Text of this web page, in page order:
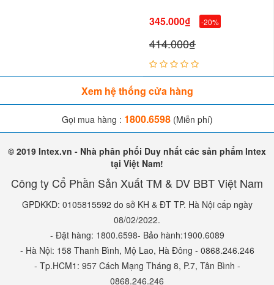
345.000₫ -20%
414.000₫
Xem hệ thống cửa hàng
Gọi mua hàng : 1800.6598(Miễn phí)
© 2019 Intex.vn - Nhà phân phối Duy nhất các sản phẩm Intex
tại Việt Nam!
Công ty Cổ Phần Sản Xuất TM & DV BBT Việt Nam
GPDKKD: 0105815592 do sở KH & ĐT TP. Hà Nội cấp ngày
08/02/2022.
- Đặt hàng: 1800.6598- Bảo hành:1900.6089
- Hà Nội: 158 Thanh Bình, Mộ Lao, Hà Đông - 0868.246.246
- Tp.HCM1: 957 Cách Mạng Tháng 8, P.7, Tân Bình -
0868.246.246